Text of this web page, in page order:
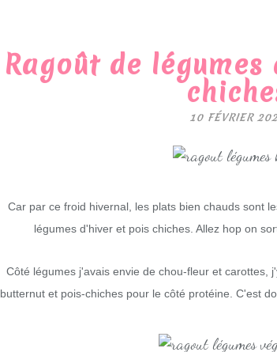
Ragoût de
10 FÉVRIER
Car par ce froid hivernal, les plats bien chauds sont
légumes d'hiver et pois chiches. Allez hop on
Côté légumes j'avais envie de chou-fleur et carottes,
butternut et pois-chiches pour le côté protéine. C'est